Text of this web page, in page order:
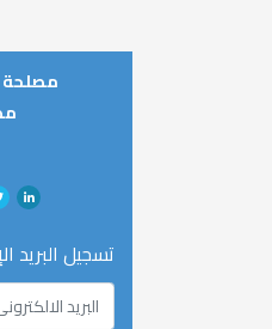
مصلحة
تسجيل البريد